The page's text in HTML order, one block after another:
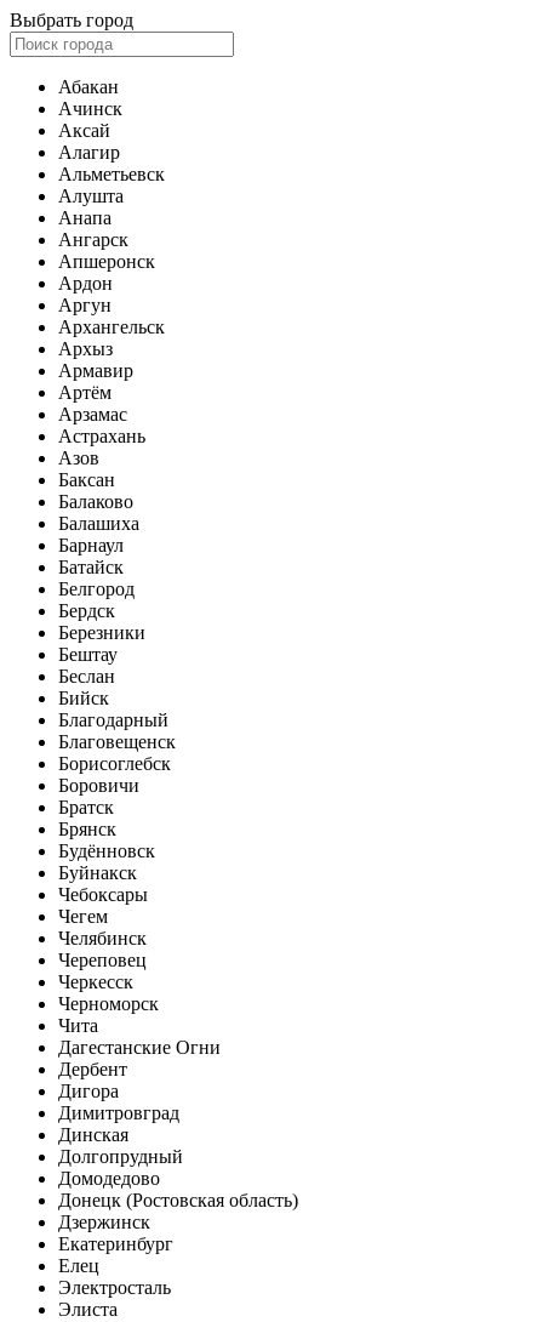
Выбрать город
Абакан
Ачинск
Аксай
Алагир
Альметьевск
Алушта
Анапа
Ангарск
Апшеронск
Ардон
Аргун
Архангельск
Архыз
Армавир
Артём
Арзамас
Астрахань
Азов
Баксан
Балаково
Балашиха
Барнаул
Батайск
Белгород
Бердск
Березники
Бештау
Беслан
Бийск
Благодарный
Благовещенск
Борисоглебск
Боровичи
Братск
Брянск
Будённовск
Буйнакск
Чебоксары
Чегем
Челябинск
Череповец
Черкесск
Черноморск
Чита
Дагестанские Огни
Дербент
Дигора
Димитровград
Динская
Долгопрудный
Домодедово
Донецк (Ростовская область)
Дзержинск
Екатеринбург
Елец
Электросталь
Элиста